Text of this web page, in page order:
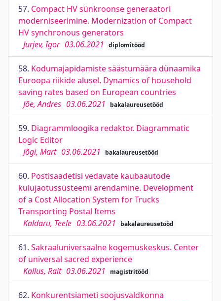
57. Compact HV sünkroonse generaatori
moderniseerimine. Modernization of Compact
HV synchronous generators
Jurjev, Igor 03.06.2021 diplomitööd
58. Kodumajapidamiste säästumäära dünaamika
Euroopa riikide alusel. Dynamics of household
saving rates based on European countries
Jõe, Andres 03.06.2021 bakalaureusetööd
59. Diagrammloogika redaktor. Diagrammatic
Logic Editor
Jõgi, Mart 03.06.2021 bakalaureusetööd
60. Postisaadetisi vedavate kaubaautode
kulujaotussüsteemi arendamine. Development
of a Cost Allocation System for Trucks
Transporting Postal Items
Kaldaru, Teele 03.06.2021 bakalaureusetööd
61. Sakraaluniversaalne kogemuskeskus. Center
of universal sacred experience
Kallus, Rait 03.06.2021 magistritööd
62. Konkurentsiameti soojusvaldkonna